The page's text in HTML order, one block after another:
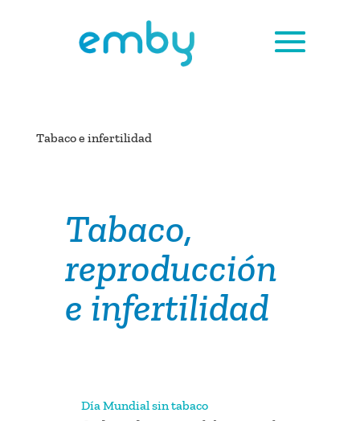
Tabaco e infertilidad
Tabaco,
reproducción
e infertilidad
Día Mundial sin tabaco